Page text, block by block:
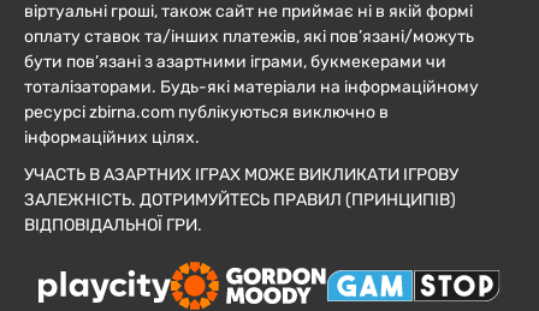
віртуальні гроші, також сайт не приймає ні в якій формі
оплату ставок та/інших платежів, які пов’язані/можуть
бути пов’язані з азартними іграми, букмекерами чи
тоталізаторами. Будь-які матеріали на інформаційному
ресурсі zbirna.com публікуються виключно в
інформаційних цілях.
УЧАСТЬ В АЗАРТНИХ ІГРАХ МОЖЕ ВИКЛИКАТИ ІГРОВУ
ЗАЛЕЖНІСТЬ. ДОТРИМУЙТЕСЬ ПРАВИЛ (ПРИНЦИПІВ)
ВІДПОВІДАЛЬНОЇ ГРИ.